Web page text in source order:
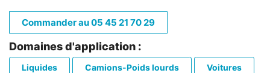
Commander au 05 45 21 70 29
Domaines d'application :
Liquides Camions-Poids lourds Voitures